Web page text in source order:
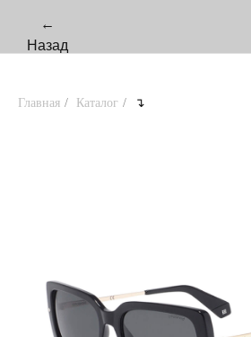
←
Назад
Главная / Каталог / ↴